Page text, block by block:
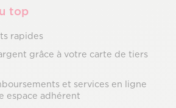
top
rapides
grâce à votre carte de tiers
et services en ligne
espace adhérent